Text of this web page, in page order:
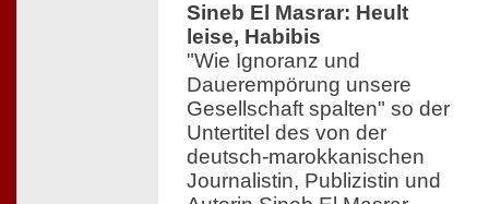
Sineb El Masrar: Heult
leise, Habibis
"Wie Ignoranz und
Dauerempörung unsere
Gesellschaft spalten" so der
Untertitel des von der
deutsch-marokkanischen
Journalistin, Publizistin und